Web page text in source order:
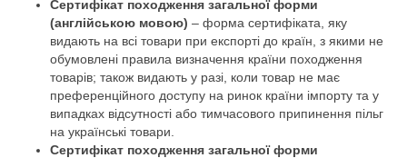
Сертифікат походження загальної форми
(англійською мовою) – форма сертифіката, яку
видають на всі товари при експорті до країн, з якими не
обумовлені правила визначення країни походження
товарів; також видають у разі, коли товар не має
преференційного доступу на ринок країни імпорту та у
випадках відсутності або тимчасового припинення пільг
на українські товари.
Сертифікат походження загальної форми